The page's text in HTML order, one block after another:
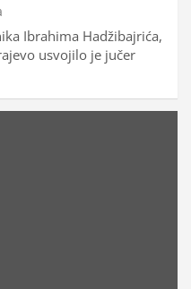
Ibrahima Hadžibajrića,
usvojilo je jučer